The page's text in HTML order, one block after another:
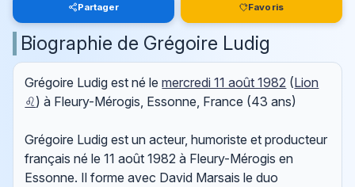
Partager Favoris
Biographie de Grégoire Ludig
Grégoire Ludig est né lemercredi 11 août 1982 (Lion
♌) à Fleury-Mérogis, Essonne, France (43 ans)
Grégoire Ludig est un acteur, humoriste et producteur
français né le 11 août 1982 à Fleury-Mérogis en
Essonne. Il forme avec David Marsais le duo